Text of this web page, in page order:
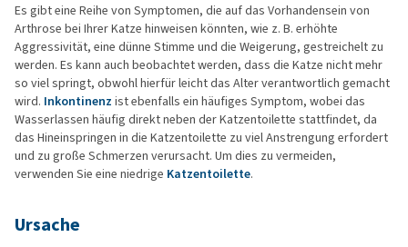
Es gibt eine Reihe von Symptomen, die auf das Vorhandensein von
Arthrose bei Ihrer Katze hinweisen könnten, wie z. B. erhöhte
Aggressivität, eine dünne Stimme und die Weigerung, gestreichelt zu
werden. Es kann auch beobachtet werden, dass die Katze nicht mehr
so viel springt, obwohl hierfür leicht das Alter verantwortlich gemacht
wird. Inkontinenz ist ebenfalls ein häufiges Symptom, wobei das
Wasserlassen häufig direkt neben der Katzentoilette stattfindet, da
das Hineinspringen in die Katzentoilette zu viel Anstrengung erfordert
und zu große Schmerzen verursacht. Um dies zu vermeiden,
verwenden Sie eine niedrige Katzentoilette.
Ursache